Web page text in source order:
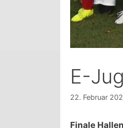
E-
22. Februar
Finale